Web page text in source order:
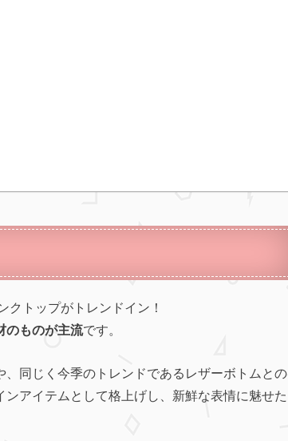
クトップがトレンドイン！
のものが主流です。
同じく今季のトレンドであるレザーボトムとの
アイテムとして格上げし、新鮮な表情に魅せた